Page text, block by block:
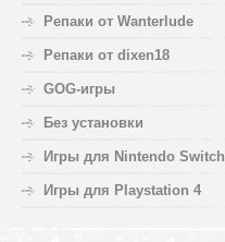
Репаки от Wanterlude
Репаки от dixen18
GOG-игры
Без установки
Игры для Nintendo Switch
Игры для Playstation 4